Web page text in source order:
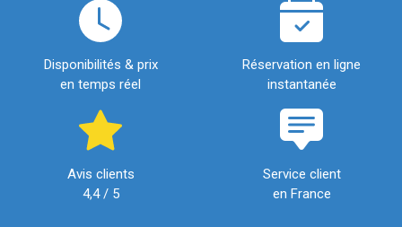
Disponibilités & prix
en temps réel
Réservation en ligne
instantanée
Avis clients
4,4 / 5
Service client
en France